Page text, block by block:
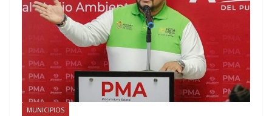
MUNICIPIOS